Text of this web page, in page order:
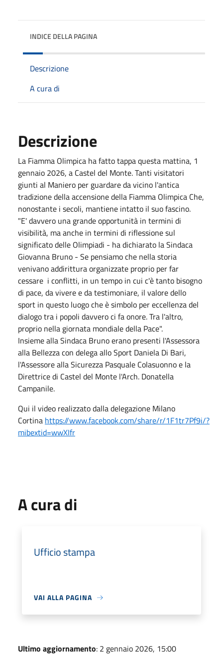
INDICE DELLA PAGINA
Descrizione
A cura di
Descrizione
La Fiamma Olimpica ha fatto tappa questa mattina, 1
gennaio 2026, a Castel del Monte. Tanti visitatori
giunti al Maniero per guardare da vicino l'antica
tradizione della accensione della Fiamma Olimpica Che,
nonostante i secoli, mantiene intatto il suo fascino.
"E' davvero una grande opportunità in termini di
visibilità, ma anche in termini di riflessione sul
significato delle Olimpiadi - ha dichiarato la Sindaca
Giovanna Bruno - Se pensiamo che nella storia
venivano addirittura organizzate proprio per far
cessare i conflitti, in un tempo in cui c'è tanto bisogno
di pace, da vivere e da testimoniare, il valore dello
sport in questo luogo che è simbolo per eccellenza del
dialogo tra i popoli davvero ci fa onore. Tra l'altro,
proprio nella giornata mondiale della Pace".
Insieme alla Sindaca Bruno erano presenti l'Assessora
alla Bellezza con delega allo Sport Daniela Di Bari,
l'Assessore alla Sicurezza Pasquale Colasuonno e la
Direttrice di Castel del Monte l'Arch. Donatella
Campanile.
Qui il video realizzato dalla delegazione Milano
Cortina https://www.facebook.com/share/r/1F1tr7Pf9i/?
mibextid=wwXIfr
A cura di
Ufficio stampa
VAI ALLA PAGINA
Ultimo aggiornamento: 2 gennaio 2026, 15:00